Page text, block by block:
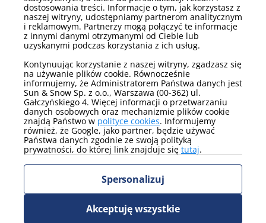
Łóżka
łóżko podwójne
Pokaż więcej
Łóżka - szczegóły
rozkładana sofa
dwuosobowa łóżko małżeńskie
Pokaż więcej
Media
telewizor
internet
dostosowania treści. Informacje o tym, jak korzystasz z
naszej witryny, udostępniamy partnerom analitycznym
i reklamowym. Partnerzy mogą połączyć te informacje
z innymi danymi otrzymanymi od Ciebie lub
uzyskanymi podczas korzystania z ich usług.
Kontynuując korzystanie z naszej witryny, zgadzasz się
na używanie plików cookie. Równocześnie
informujemy, że Administratorem Państwa danych jest
Sun & Snow Sp. z o.o., Warszawa (00-362) ul.
Gałczyńskiego 4. Więcej informacji o przetwarzaniu
danych osobowych oraz mechanizmie plików cookie
znajdą Państwo w polityce cookies. Informujemy
również, że Google, jako partner, będzie używać
Państwa danych zgodnie ze swoją polityką
prywatności, do której link znajduje się tutaj.
Spersonalizuj
Akceptuję wszystkie